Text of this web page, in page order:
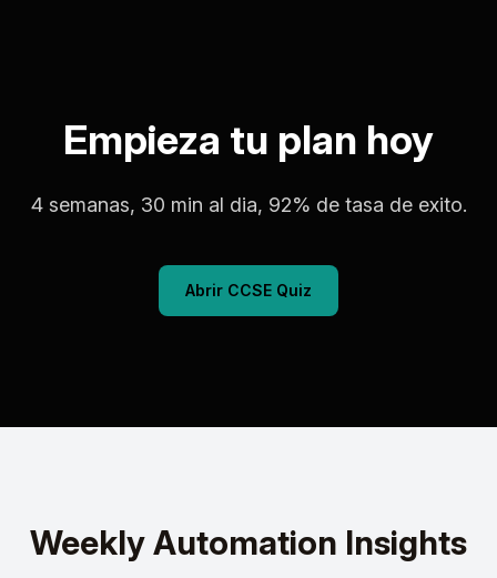
Empieza tu plan hoy
4 semanas, 30 min al dia, 92% de tasa de exito.
Abrir CCSE Quiz
Weekly Automation Insights